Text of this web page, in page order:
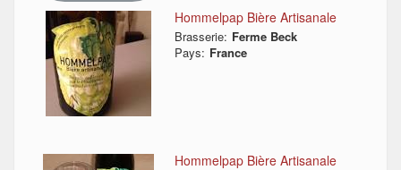
Hommelpap Bière Artisanale
Brasserie: Ferme Beck
Pays: France
Hommelpap Bière Artisanale